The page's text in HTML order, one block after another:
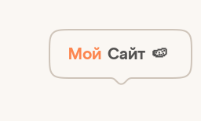
Мой Сайт 🍉